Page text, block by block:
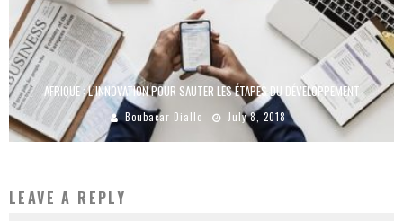
AFRIQUE : L’INNOVATION POUR SAUTER LES ÉTAPES DU DÉVELOPPEMENT
Boubacar Diallo July 8, 2018
LEAVE A REPLY